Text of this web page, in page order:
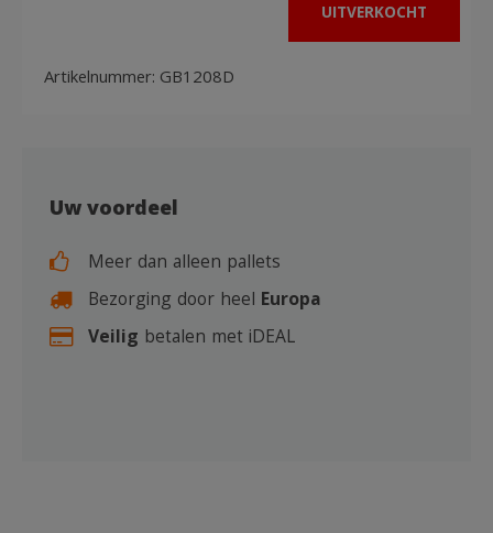
UITVERKOCHT
Artikelnummer: GB1208D
Uw voordeel
Meer dan alleen pallets
Bezorging door heel Europa
Veilig betalen met iDEAL